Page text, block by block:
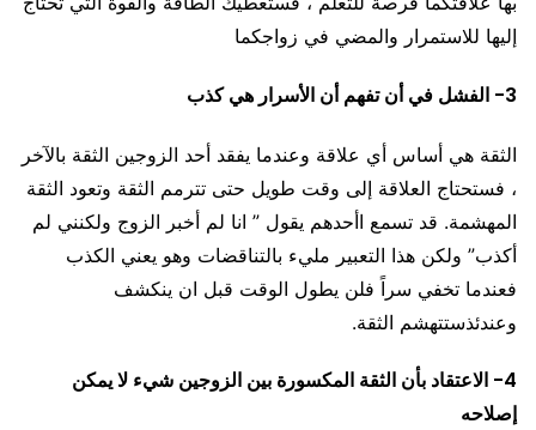
إليها للاستمرار والمضي في زواجكما
3- الفشل في أن تفهم أن الأسرار هي كذب
الثقة هي أساس أي علاقة وعندما يفقد أحد الزوجين الثقة بالآخر
، فستحتاج العلاقة إلى وقت طويل حتى تترمم الثقة وتعود الثقة
المهشمة. قد تسمع اأحدهم يقول ” انا لم أخبر الزوج ولكنني لم
أكذب” ولكن هذا التعبير مليء بالتناقضات وهو يعني الكذب
فعندما تخفي سراً فلن يطول الوقت قبل ان ينكشف
وعندئذستتهشم الثقة.
4- الاعتقاد بأن الثقة المكسورة بين الزوجين شيء لا يمكن
إصلاحه